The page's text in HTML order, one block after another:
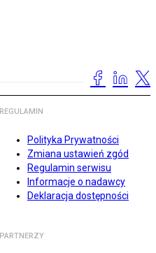
REGULAMIN
Polityka Prywatności
Zmiana ustawień zgód
Regulamin serwisu
Informacje o nadawcy
Deklaracja dostępności
PARTNERZY